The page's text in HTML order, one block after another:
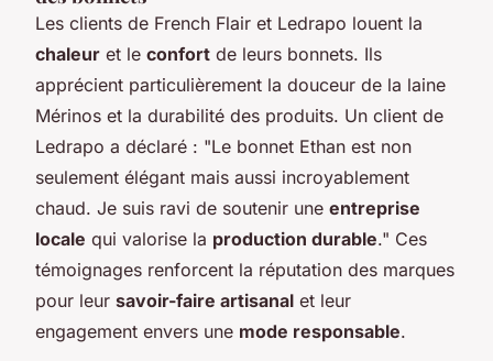
Les clients de French Flair et Ledrapo louent la
chaleur et le confort de leurs bonnets. Ils
apprécient particulièrement la douceur de la laine
Mérinos et la durabilité des produits. Un client de
Ledrapo a déclaré : "Le bonnet Ethan est non
seulement élégant mais aussi incroyablement
chaud. Je suis ravi de soutenir une entreprise
locale qui valorise la production durable." Ces
témoignages renforcent la réputation des marques
pour leur savoir-faire artisanal et leur
engagement envers une mode responsable.